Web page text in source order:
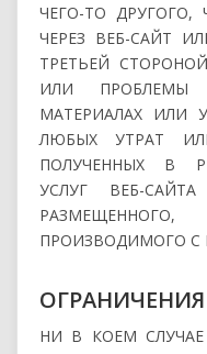
ЧЕГО-ТО
ЧЕРЕЗ ВЕБ-САЙТ
ТРЕТЬЕЙ
ИЛИ
МАТЕРИАЛАХ ИЛИ
ЛЮБЫХ УТРАТ
ПОЛУЧЕННЫХ В
УСЛУГ ВЕБ-
ПРОИЗВОДИМОГО
НИ В КОЕМ